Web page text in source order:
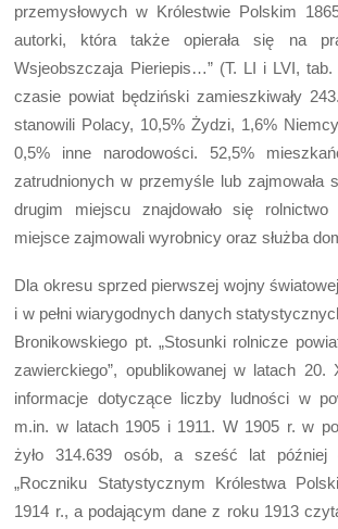
przemysłowych w Królestwie Polskim
autorki, która także opierała się na
Wsjeobszczaja Pieriepis…” (T. LI i LVI,
czasie powiat będziński zamieszkiwały
stanowili Polacy, 10,5% Żydzi, 1,6%
0,5% inne narodowości. 52,5%
zatrudnionych w przemyśle lub zajmowała
drugim miejscu znajdowało się
miejsce zajmowali wyrobnicy oraz służba
Dla okresu sprzed pierwszej wojny
i w pełni wiarygodnych danych
Bronikowskiego pt. „Stosunki rolnicze
zawierckiego”, opublikowanej w latach 20.
informacje dotyczące liczby ludności w
m.in. w latach 1905 i 1911. W 1905 r. w
żyło 314.639 osób, a sześć lat później
„Roczniku Statystycznym Królestwa
1914 r., a podającym dane z roku 1913